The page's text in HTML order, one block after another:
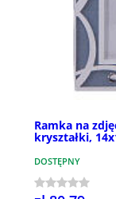
Ramka na
kryształki,
DOSTĘPNY